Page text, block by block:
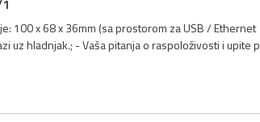
100 x 68 x 36mm (sa prostorom za USB / Ethernet
uz hladnjak.; - Vaša pitanja o raspoloživosti i upite